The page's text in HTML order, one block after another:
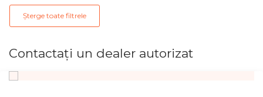
Șterge toate filtrele
Contactaţi un dealer autorizat